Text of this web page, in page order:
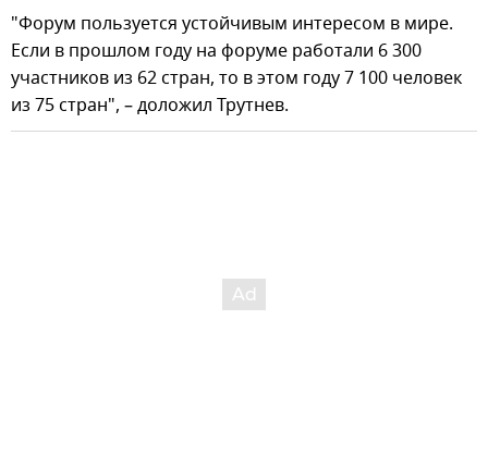
"Форум пользуется устойчивым интересом в мире.
Если в прошлом году на форуме работали 6 300
участников из 62 стран, то в этом году 7 100 человек
из 75 стран", – доложил Трутнев.